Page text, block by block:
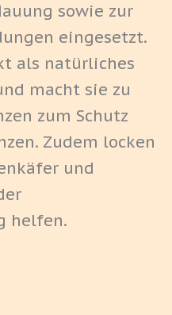
sowie zur
eingesetzt.
als natürliches
macht sie zu
zum Schutz
Zudem locken
und
helfen.